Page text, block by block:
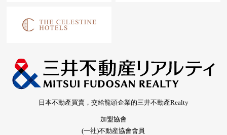
日本不動產買賣，交給龍頭企業的三井不動產Realty
加盟協會
(一社)不動産協會會員